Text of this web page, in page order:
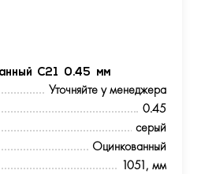
С21 0.45 мм
Уточняйте у менеджера
0.45
серый
Оцинкованный
1051, мм